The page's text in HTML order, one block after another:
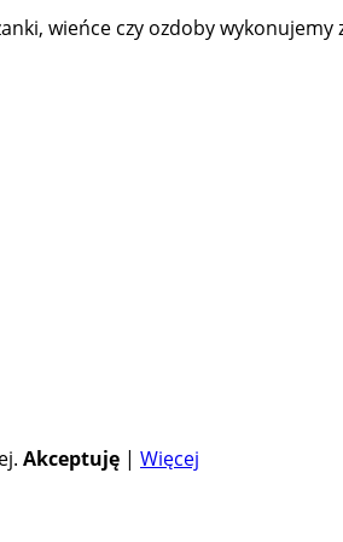
wieńce czy ozdoby
Akceptuję | Więcej